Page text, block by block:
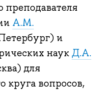
преподавателя
А.М.
и
наукД.А.
для
круга вопросов,